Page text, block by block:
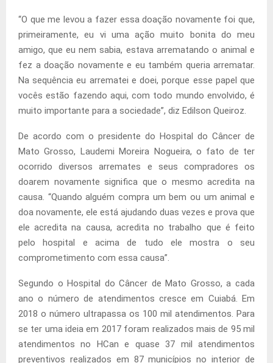
“O que me levou a fazer essa doação novamente foi que,
primeiramente, eu vi uma ação muito bonita do meu
amigo, que eu nem sabia, estava arrematando o animal e
fez a doação novamente e eu também queria arrematar.
Na sequência eu arrematei e doei, porque esse papel que
vocês estão fazendo aqui, com todo mundo envolvido, é
muito importante para a sociedade”, diz Edilson Queiroz.
De acordo com o presidente do Hospital do Câncer de
Mato Grosso, Laudemi Moreira Nogueira, o fato de ter
ocorrido diversos arremates e seus compradores os
doarem novamente significa que o mesmo acredita na
causa. “Quando alguém compra um bem ou um animal e
doa novamente, ele está ajudando duas vezes e prova que
ele acredita na causa, acredita no trabalho que é feito
pelo hospital e acima de tudo ele mostra o seu
comprometimento com essa causa”.
Segundo o Hospital do Câncer de Mato Grosso, a cada
ano o número de atendimentos cresce em Cuiabá. Em
2018 o número ultrapassa os 100 mil atendimentos. Para
se ter uma ideia em 2017 foram realizados mais de 95 mil
atendimentos no HCan e quase 37 mil atendimentos
preventivos realizados em 87 municípios no interior de